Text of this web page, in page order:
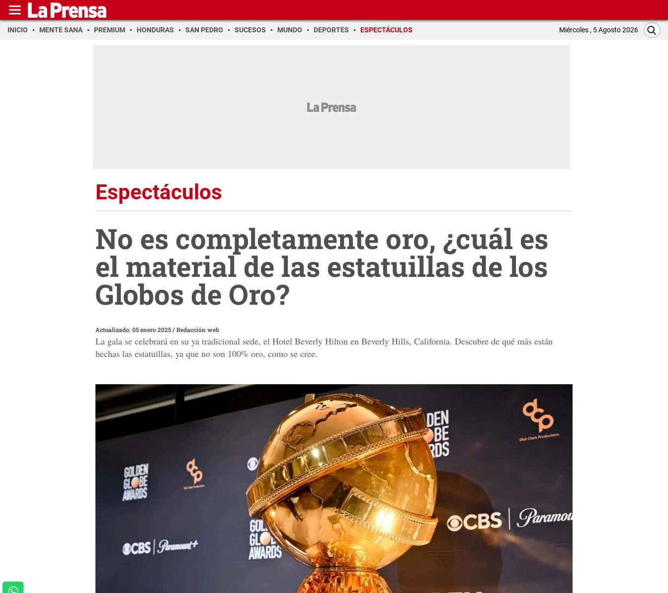
INICIO MENTE SANA PREMIUM HONDURAS SAN PEDRO SUCESOS MUNDO DEPORTES ESPECTÁCULOS Miércoles , 5 Agosto 2026
Espectáculos
No es completamente oro, ¿cuál es
el material de las estatuillas de los
Globos de Oro?
Actualizado: 05 enero 2025/Redacción web
La gala se celebrará en su ya tradicional sede, el Hotel Beverly Hilton en Beverly Hills, California. Descubre de qué más están
hechas las estatuillas, ya que no son 100% oro, como se cree.